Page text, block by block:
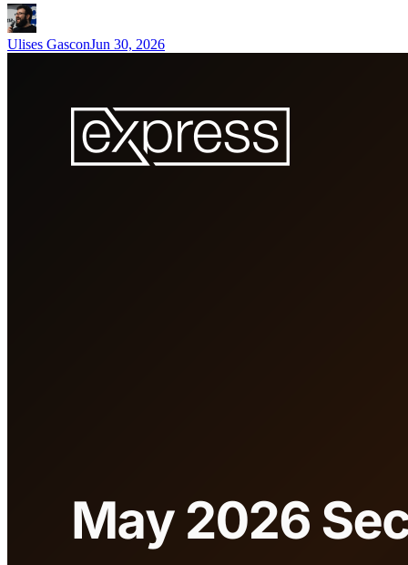
Ulises GasconJun 30, 2026